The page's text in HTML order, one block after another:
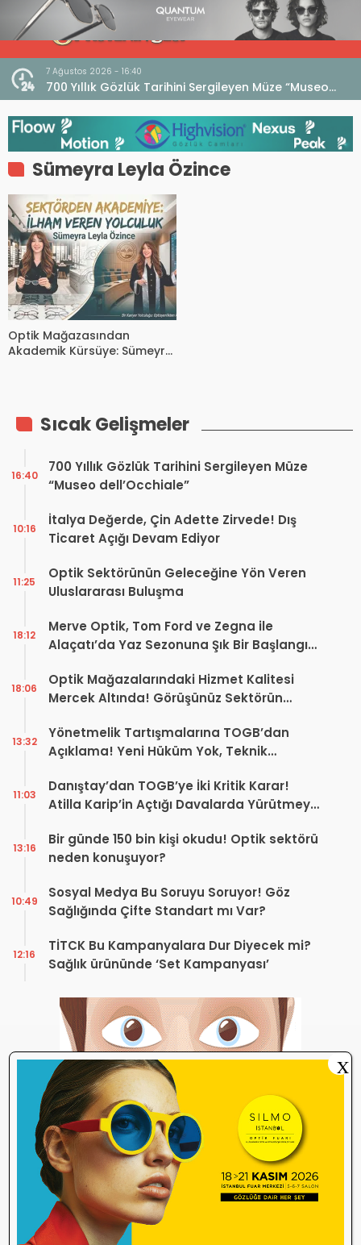
7 Ağustos 2026 - 16:40
700 Yıllık Gözlük Tarihini Sergileyen Müze “Museo
dell’Occhiale”
Sümeyra Leyla Özince
Optik Mağazasından
Akademik Kürsüye: Sümeyra
Sıcak Gelişmeler
700 Yıllık Gözlük Tarihini Sergileyen Müze
“Museo dell’Occhiale”
16:40
İtalya Değerde, Çin Adette Zirvede! Dış
Ticaret Açığı Devam Ediyor
10:16
Optik Sektörünün Geleceğine Yön Veren
Uluslararası Buluşma
11:25
Merve Optik, Tom Ford ve Zegna ile
Alaçatı’da Yaz Sezonuna Şık Bir Başlangıç ​​
18:12
Optik Mağazalarındaki Hizmet Kalitesi
Mercek Altında! Görüşünüz Sektörün
18:06
Yönetmelik Tartışmalarına TOGB’dan
Açıklama! Yeni Hüküm Yok, Teknik
13:32
Danıştay’dan TOGB’ye İki Kritik Karar!
Atilla Karip’in Açtığı Davalarda Yürütmeyi
11:03
Bir günde 150 bin kişi okudu! Optik sektörü
neden konuşuyor?
13:16
Sosyal Medya Bu Soruyu Soruyor! Göz
Sağlığında Çifte Standart mı Var?
10:49
TİTCK Bu Kampanyalara Dur Diyecek mi?
Sağlık ürününde ‘Set Kampanyası’
12:16
X